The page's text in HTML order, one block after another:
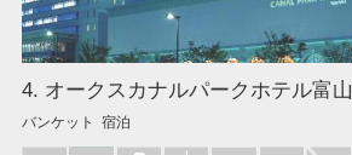
4. オークスカナルパークホテル富山
バンケット 宿泊